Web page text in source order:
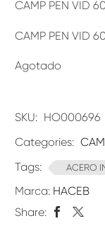
CAMP PEN VID
CAMP PEN VID
Agotado
SKU: HO000696
Categories:
Tags:
ACERO
Marca: HACEB
Share: